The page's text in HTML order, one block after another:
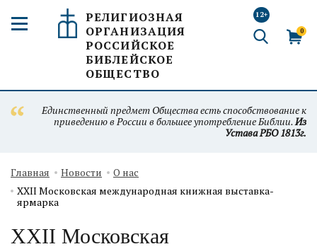
РЕЛИГИОЗНАЯ
ОРГАНИЗАЦИЯ
РОССИЙСКОЕ
БИБЛЕЙСКОЕ
ОБЩЕСТВО
12+
0
Единственный предмет Общества есть способствование к
приведению в России в большее употребление Библии.Из
Устава РБО 1813г.
Главная Новости
О нас
XXII Московская международная книжная выставка-
ярмарка
XXII Московская